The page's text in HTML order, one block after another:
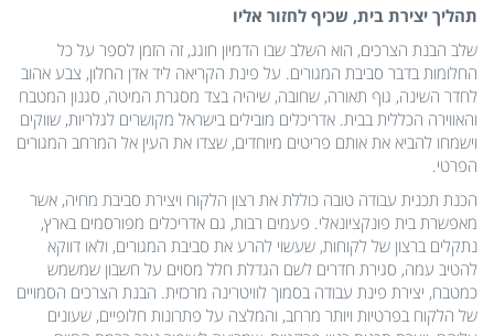
תהליך יצירת בית, שכיף לחזור אליו
שלב הבנת הצרכים, הוא השלב שבו הדמיון חוגג, זה הזמן לספר על כל
החלומות בדבר סביבת המגורים. על פינת הקריאה ליד אדן החלון, צבע אהוב
לחדר השינה, גוף תאורה, שחובה, שיהיה בצד מסגרת המיטה, סגנון המטבח
והאווירה הכללית בבית. אדריכלים מובילים בישראל מקושרים לגלריות, שווקים
וישמחו להביא את אותם פריטים מיוחדים, שצדו את העין אל המרחב המגורים
הפרטי.
הכנת תכנית עבודה טובה כוללת את רצון הלקוח ויצירת סביבת מחיה, אשר
מאפשרת בית פונקציונאלי. פעמים רבות, גם אדריכלים מפורסמים בארץ,
נתקלים ברצון של לקוחות, שעשוי להרע את סביבת המגורים, ולאו דווקא
להטיב עמה, סגירת חדרים לשם הגדלת חלל מסוים על חשבון שמשמש
כמטבח, יצירת פינת עבודה בסמוך לוויטרינה מרכזית. הבנת הצרכים הסמויים
של הלקוח בפרטיות ויותר מרחב, והמלצה על פתרונות חלופיים, שעונים